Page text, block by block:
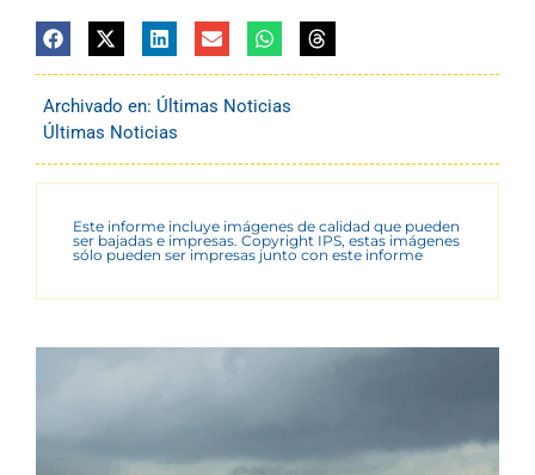
Archivado en: Últimas Noticias
Últimas Noticias
Este informe incluye imágenes de calidad que pueden
ser bajadas e impresas. Copyright IPS, estas imágenes
sólo pueden ser impresas junto con este informe